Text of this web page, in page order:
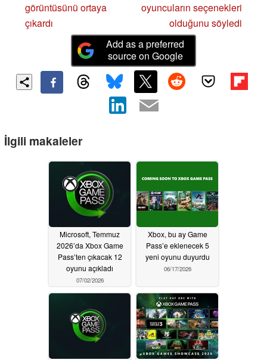
görüntüsünü ortaya
çıkardı
oyuncuların seçenekleri
olduğunu söyledi
Add as a preferred
source on Google
İlgili makaleler
Microsoft, Temmuz
2026’da Xbox Game
Pass’ten çıkacak 12
oyunu açıkladı
07/02/2026
Xbox, bu ay Game
Pass’e eklenecek 5
yeni oyunu duyurdu
06/17/2026